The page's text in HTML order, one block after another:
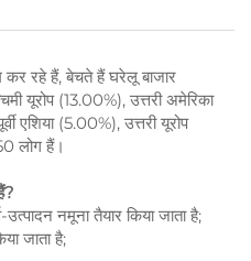
कर रहे हैं, बेचते हैं घरेलू बाजार
यूरोप (13.00%), उत्तरी अमेरिका
एशिया (5.00%), उत्तरी यूरोप
लोग हैं।
नमूना तैयार किया जाता है;
जाता है;